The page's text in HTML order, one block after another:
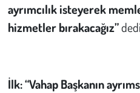
ayrımcılık isteyerek
hizmetler bırakacağız”
İlk: “Vahap Başkanın